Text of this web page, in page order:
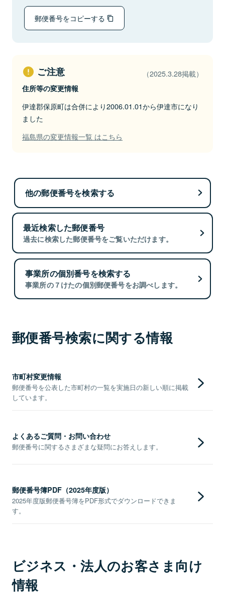
郵便番号をコピーする
ご注意 （2025.3.28掲載）
住所等の変更情報
伊達郡保原町は合併により2006.01.01から伊達市になり
ました
福島県の変更情報一覧 はこちら
他の郵便番号を検索する
最近検索した郵便番号
過去に検索した郵便番号をご覧いただけます。
事業所の個別番号を検索する
事業所の７けたの個別郵便番号をお調べします。
郵便番号検索に関する情報
市町村変更情報
郵便番号を公表した市町村の一覧を実施日の新しい順に掲載
しています。
よくあるご質問・お問い合わせ
郵便番号に関するさまざまな疑問にお答えします。
郵便番号簿PDF（2025年度版）
2025年度版郵便番号簿をPDF形式でダウンロードできま
す。
ビジネス・法人のお客さま向け
情報